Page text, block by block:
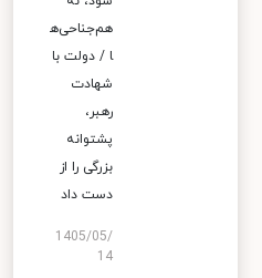
هم‌جناحی‌ه
ا / دولت با
شهادت
رهبر،
پشتوانه
بزرگی را از
دست داد
1405/05/
14